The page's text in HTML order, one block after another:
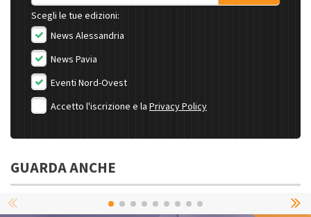
Scegli le tue edizioni:
News Alessandria
News Pavia
Eventi Nord-Ovest
Accetto l'iscrizione e la Privacy Policy
GUARDA ANCHE